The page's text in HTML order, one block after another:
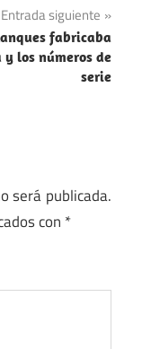
Entrada siguiente
fabricaba
los números de
serie
será publicada.
con *